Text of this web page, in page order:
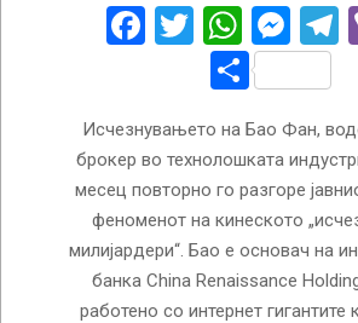
Facebook
Twitter
Share
Исчезнувањето на Бао Фан,
брокер во технолошката
месец повторно го разгоре
феноменот на кинеското
милијардери“. Бао е основач на
банка China Renaissance
работено со интернет гигантите